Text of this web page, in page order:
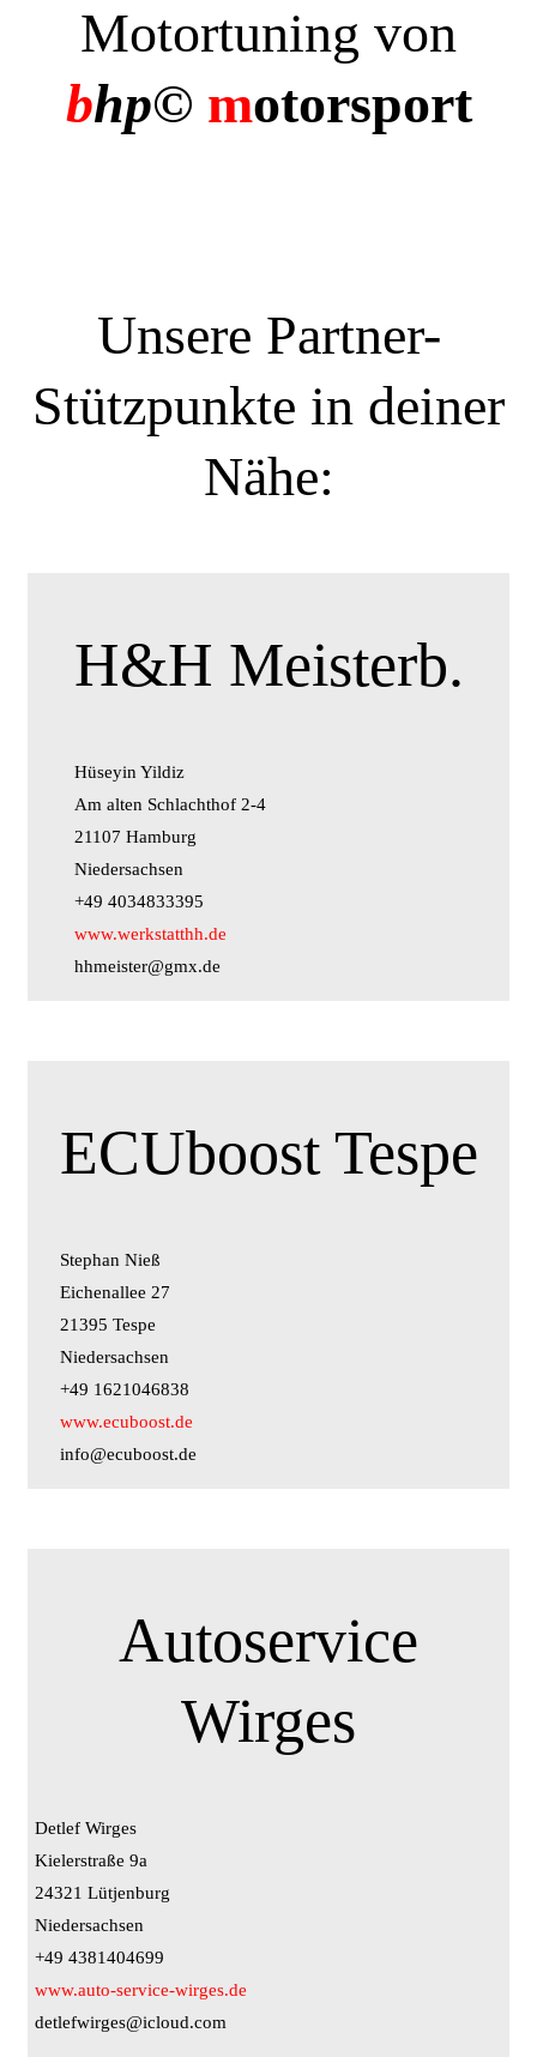
Motortuning von
bhp© motorsport
Unsere Partner-
Stützpunkte in deiner
Nähe:
H&H Meisterb.
Hüseyin Yildiz
Am alten Schlachthof 2-4
21107 Hamburg
Niedersachsen
+49 4034833395
www.werkstatthh.de
hhmeister@gmx.de
ECUboost Tespe
Stephan Nieß
Eichenallee 27
21395 Tespe
Niedersachsen
+49 1621046838
www.ecuboost.de
info@ecuboost.de
Autoservice
Wirges
Detlef Wirges
Kielerstraße 9a
24321 Lütjenburg
Niedersachsen
+49 4381404699
www.auto-service-wirges.de
detlefwirges@icloud.com